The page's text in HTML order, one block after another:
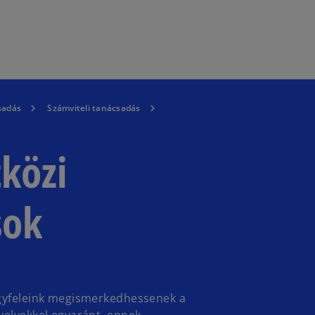
Számviteli tanácsadás
megismerkedhessenek a